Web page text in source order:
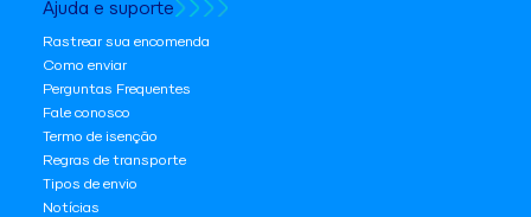
Ajuda e suporte
Rastrear sua encomenda
Como enviar
Perguntas Frequentes
Fale conosco
Termo de isenção
Regras de transporte
Tipos de envio
Notícias